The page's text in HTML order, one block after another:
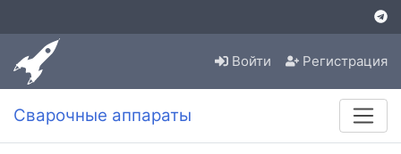
Войти Регистрация
Сварочные аппараты